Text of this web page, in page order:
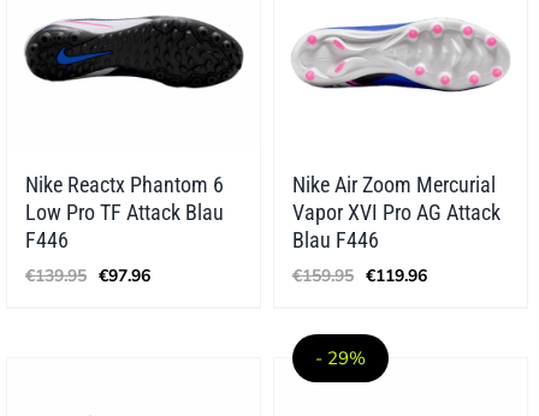
Nike Reactx Phantom 6
Low Pro TF Attack Blau
F446
€139.95 Ursprünglicher
Preis
€97.96Aktueller
Nike Air Zoom Mercurial
Vapor XVI Pro AG Attack
Blau F446
€159.95 Ursprünglicher
Preis
€159.95
€119.96Aktueller
- 29%